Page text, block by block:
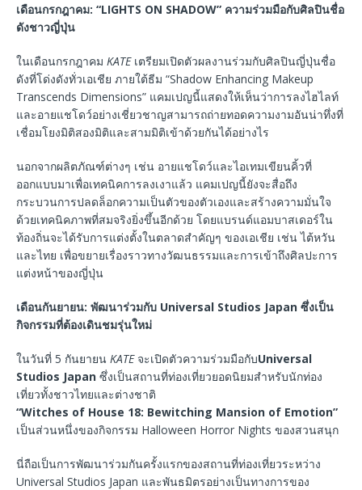
เดือนกรกฎาคม: “LIGHTS ON SHADOW” ความร่วมมือกับศิลปินชื่อ
ดังชาวญี่ปุ่น
ในเดือนกรกฎาคม KATEเตรียมเปิดตัวผลงานร่วมกับศิลปินญี่ปุ่นชื่อ
ดังที่โด่งดังทั่วเอเชีย ภายใต้ธีม “Shadow Enhancing Makeup
Transcends Dimensions” แคมเปญนี้แสดงให้เห็นว่าการลงไฮไลท์
และอายแชโดว์อย่างเชี่ยวชาญสามารถถ่ายทอดความงามอันน่าทึ่งที่
เชื่อมโยงมิติสองมิติและสามมิติเข้าด้วยกันได้อย่างไร
นอกจากผลิตภัณฑ์ต่างๆ เช่น อายแชโดว์และไอเทมเขียนคิ้วที่
ออกแบบมาเพื่อเทคนิคการลงเงาแล้ว แคมเปญนี้ยังจะสื่อถึง
กระบวนการปลดล็อกความเป็นตัวของตัวเองและสร้างความมั่นใจ
ด้วยเทคนิคภาพที่สมจริงยิ่งขึ้นอีกด้วย โดยแบรนด์แอมบาสเดอร์ใน
ท้องถิ่นจะได้รับการแต่งตั้งในตลาดสำคัญๆ ของเอเชีย เช่น ไต้หวัน
และไทย เพื่อขยายเรื่องราวทางวัฒนธรรมและการเข้าถึงศิลปะการ
แต่งหน้าของญี่ปุ่น
เดือนกันยายน: พัฒนาร่วมกับ Universal Studios Japan ซึ่งเป็น
กิจกรรมที่ต้องเดินชมรุ่นใหม่
ในวันที่ 5 กันยายน KATEจะเปิดตัวความร่วมมือกับUniversal
Studios Japan ซึ่งเป็นสถานที่ท่องเที่ยวยอดนิยมสำหรับนักท่อง
เที่ยวทั้งชาวไทยและต่างชาติ
“Witches of House 18: Bewitching Mansion of Emotion”
เป็นส่วนหนึ่งของกิจกรรม Halloween Horror Nights ของสวนสนุก
นี่ถือเป็นการพัฒนาร่วมกันครั้งแรกของสถานที่ท่องเที่ยวระหว่าง
Universal Studios Japan และพันธมิตรอย่างเป็นทางการของ